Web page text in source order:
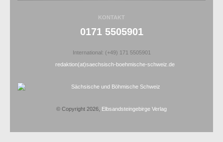
KONTAKT
0171 5505901
International: (+49) 171 5505901
redaktion(at)saechsisch-boehmische-schweiz.de
© Copyright 2026, Elbsandsteingebirge Verlag